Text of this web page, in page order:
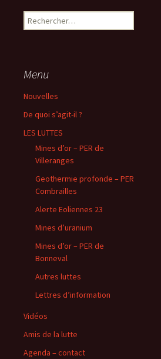
Rechercher :
Menu
Nouvelles
De quoi s’agit-il ?
LES LUTTES
Mines d’or – PER de
Villeranges
Geothermie profonde – PER
Combrailles
Alerte Eoliennes 23
Mines d’uranium
Mines d’or – PER de
Bonneval
Autres luttes
Lettres d’information
Vidéos
Amis de la lutte
Agenda – contact